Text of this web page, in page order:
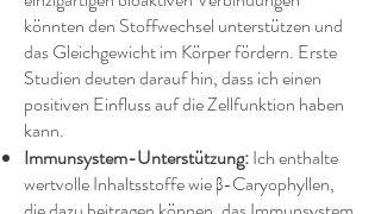
könnten den Stoffwechsel unterstützen und
das Gleichgewicht im Körper fördern. Erste
Studien deuten darauf hin, dass ich einen
positiven Einfluss auf die Zellfunktion haben
kann.
Immunsystem-Unterstützung:Ich enthalte
wertvolle Inhaltsstoffe wie β-Caryophyllen,